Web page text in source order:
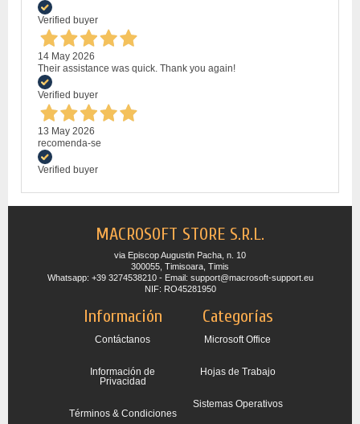
Verified buyer
14 May 2026
Their assistance was quick. Thank you again!
Verified buyer
13 May 2026
recomenda-se
Verified buyer
MACROSOFT STORE S.R.L.
via Episcop Augustin Pacha, n. 10
300055, Timisoara, Timis
Whatsapp: +39 3274538210 - Email: support@macrosoft-support.eu
NIF: RO45281950
Información
Contáctanos
Información de
Privacidad
Términos & Condiciones
Categorías
Microsoft Office
Hojas de Trabajo
Sistemas Operativos